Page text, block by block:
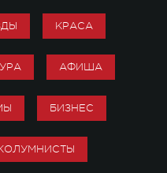
КРАСА
АФИША
БИЗНЕС